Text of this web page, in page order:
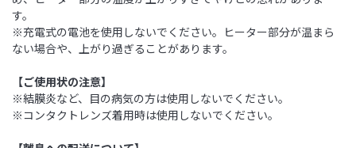
す。
※充電式の電池を使用しないでください。ヒーター部分が温まら
ない場合や、上がり過ぎることがあります。
【ご使用状の注意】
※結膜炎など、目の病気の方は使用しないでください。
※コンタクトレンズ着用時は使用しないでください。